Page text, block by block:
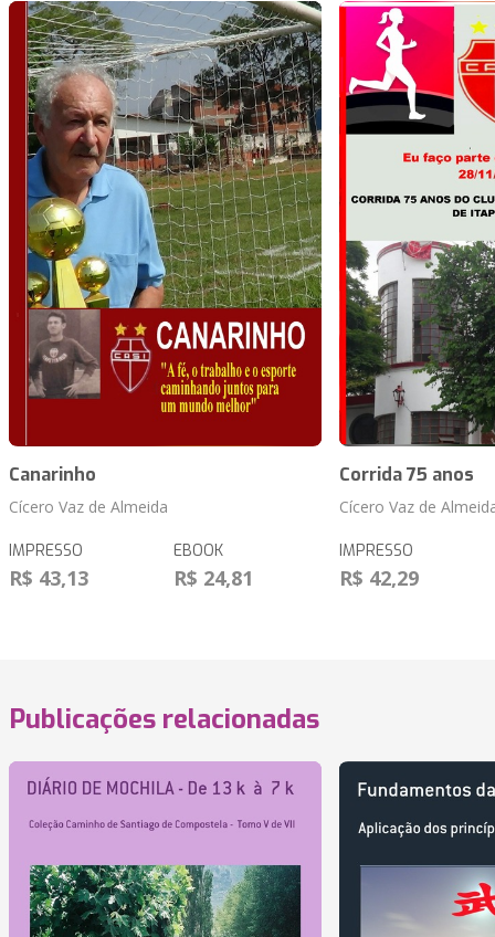
Canarinho
Cícero Vaz de Almeida
IMPRESSO
R$ 43,13
EBOOK
R$ 24,81
Corrida 75 anos
Cícero Vaz de
IMPRESSO
R$ 42,29
Publicações relacionadas